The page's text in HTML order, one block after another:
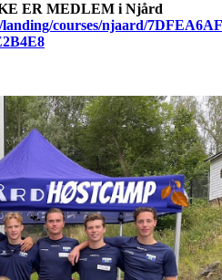
ER MEDLEM i Njård
courses/njaard/7DFEA6AF